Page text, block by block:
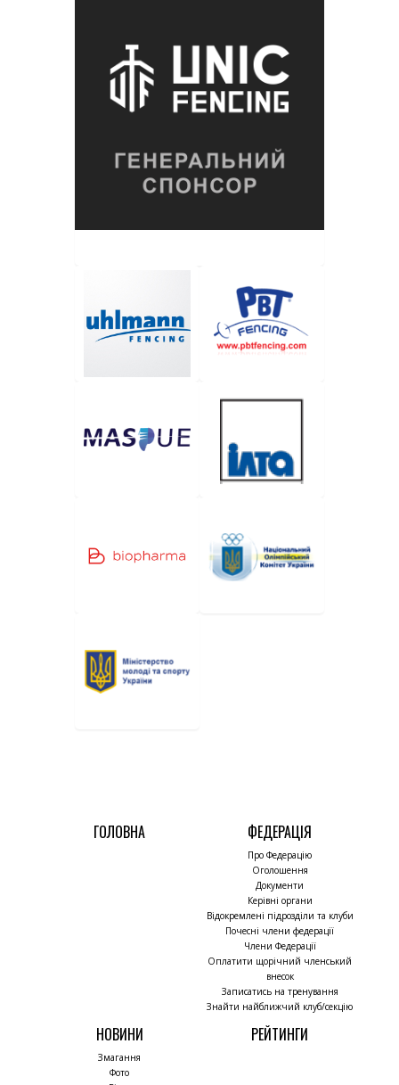
ГОЛОВНА ФЕДЕРАЦІЯ
Про Федерацію
Оголошення
Документи
Керівні органи
Відокремлені підрозділи та клуби
Почесні члени федерації
Члени Федерації
Оплатити щорічний членський
внесок
Записатись на тренування
Знайти найближчий клуб/секцію
НОВИНИ
Змагання
Фото
РЕЙТИНГИ